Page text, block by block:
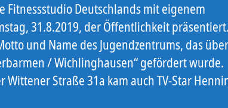
Fitnessstudio Deutschlands mit eigenem
31.8.2019, der Öffentlichkeit präsentiert.
und Name des Jugendzentrums, das über
/ Wichlinghausen“ gefördert wurde.
Wittener Straße 31a kam auch TV-Star